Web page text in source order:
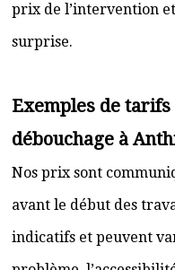
prix de l’intervention
surprise.
Exemples de
débouchage à
Nos prix sont
avant le début des
indicatifs et peuvent